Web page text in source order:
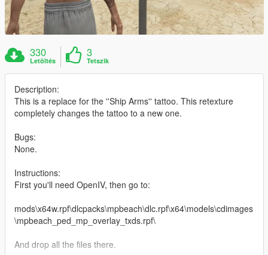
330
Letöltés
3
Tetszik
Description:
This is a replace for the ''Ship Arms'' tattoo. This retexture
completely changes the tattoo to a new one.
Bugs:
None.
Instructions:
First you'll need OpenIV, then go to:
mods\x64w.rpf\dlcpacks\mpbeach\dlc.rpf\x64\models\cdimages
\mpbeach_ped_mp_overlay_txds.rpf\
And drop all the files there.